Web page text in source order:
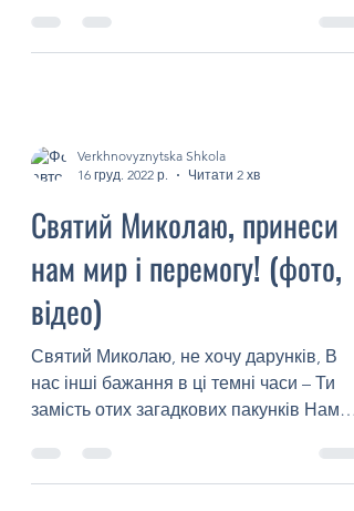
Україною. Вже більше як 300 днів ворог
нищить, плюндрує наші землі, жорстоко
Verkhnovyznytska Shkola
Читати 2 хв
Святий Миколаю, принеси
нам мир і перемогу! (фото,
відео)
нас інші бажання в ці темні часи – Ти
замість отих загадкових пакунків Нам